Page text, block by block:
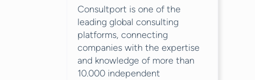
Consultport is one of the
leading global consulting
platforms, connecting
companies with the expertise
and knowledge of more than
10.000 independent